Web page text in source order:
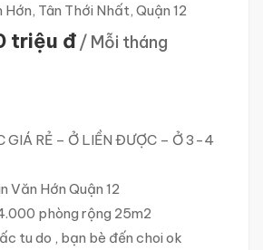
Hớn, Tân Thới Nhất, Quận 12
triệu đ / Mỗi tháng
GIÁ RẺ – Ở LIỀN ĐƯỢC – Ở 3-4
Văn Hớn Quận 12
phòng rộng 25m2
tu do , bạn bè đến choi ok